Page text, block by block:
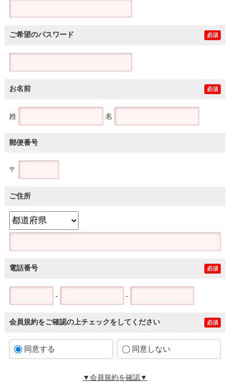
ご希望のパスワード 必須
お名前 必須
姓 名
郵便番号
〒
ご住所
電話番号 必須
- -
会員規約をご確認の上チェックをしてください 必須
同意する 同意しない
▼会員規約を確認▼